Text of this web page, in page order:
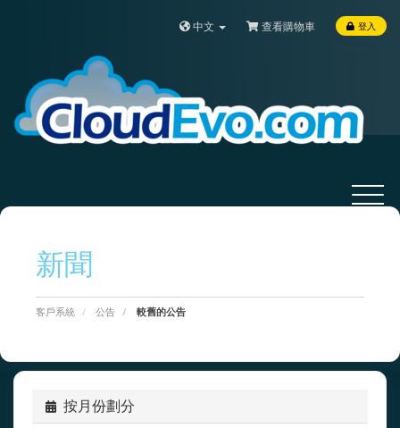
中文 查看購物車 登入
Toggle
新聞
客戶系統 公告 較舊的公告
按月份劃分